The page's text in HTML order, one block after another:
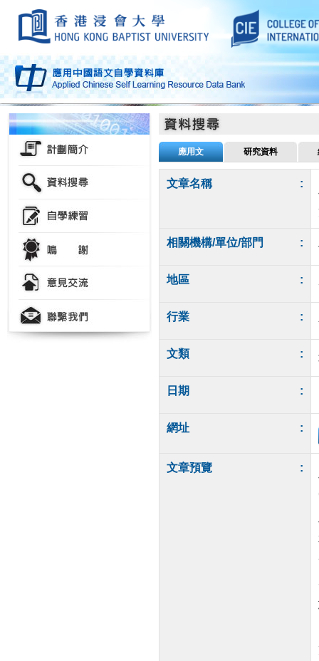
應用文 研究資料
文章名稱 :
相關機構/單位/部門 :
地區 :
行業 :
文類 :
日期 :
網址 :
文章預覽 :